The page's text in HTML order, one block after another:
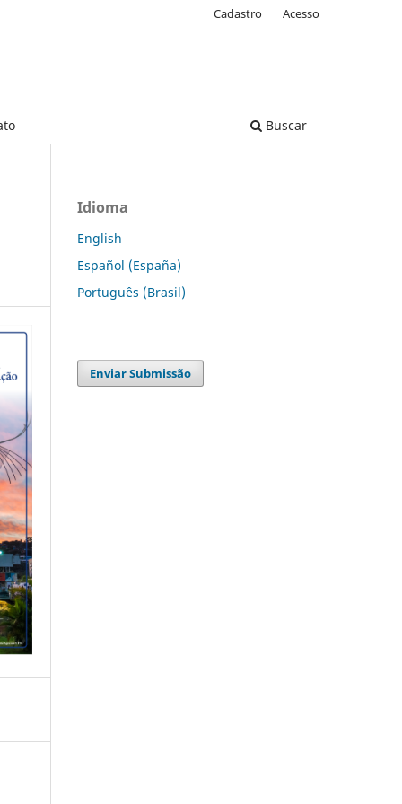
Buscar
Cadastro Acesso
Idioma
English
Español (España)
Português (Brasil)
Enviar Submissão